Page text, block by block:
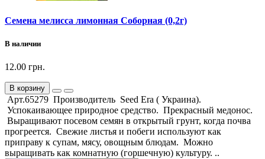
Семена мелисса лимонная Соборная (0,2г)
В наличии
12.00 грн.
В корзину
Арт.65279 Производитель Seed Era ( Украина).
Успокаивающее природное средство. Прекрасный медонос.
Выращивают посевом семян в открытый грунт, когда почва
прогреется. Свежие листья и побеги используют как
приправу к супам, мясу, овощным блюдам. Можно
выращивать как комнатную (горшечную) культуру. ..